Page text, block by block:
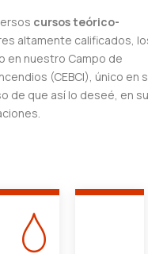
cursos teórico-
altamente calificados,
en nuestro Campo de
(CEBCI), único en
de que así lo deseé, en